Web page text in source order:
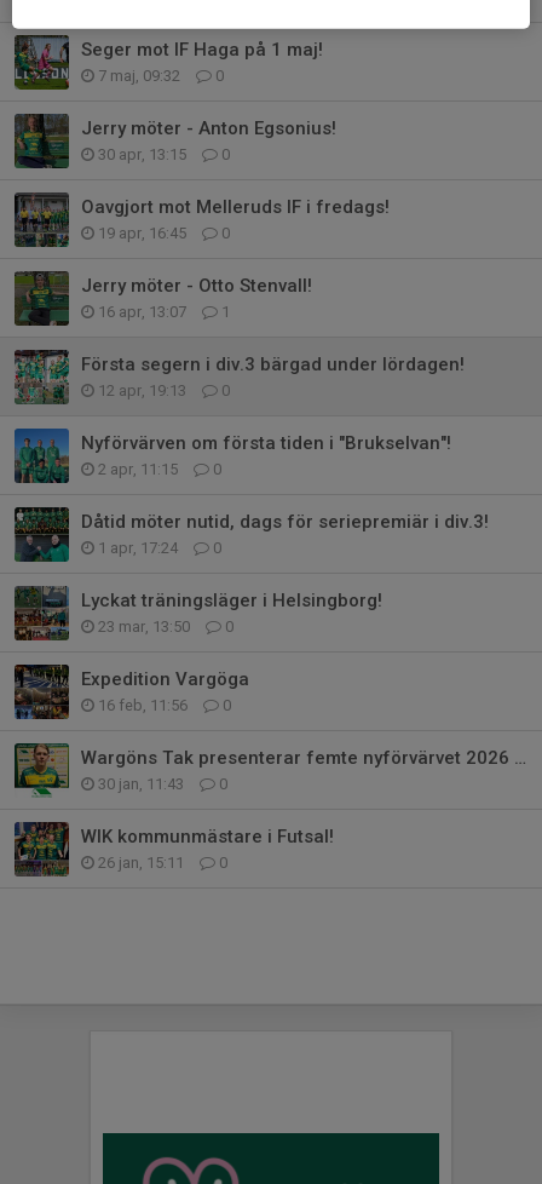
Seger mot IF Haga på 1 maj!
7 maj, 09:32 0
Jerry möter - Anton Egsonius!
30 apr, 13:15 0
Oavgjort mot Melleruds IF i fredags!
19 apr, 16:45 0
Jerry möter - Otto Stenvall!
16 apr, 13:07 1
Första segern i div.3 bärgad under lördagen!
12 apr, 19:13 0
Nyförvärven om första tiden i "Brukselvan"!
2 apr, 11:15 0
Dåtid möter nutid, dags för seriepremiär i div.3!
1 apr, 17:24 0
Lyckat träningsläger i Helsingborg!
23 mar, 13:50 0
Expedition Vargöga
16 feb, 11:56 0
Wargöns Tak presenterar femte nyförvärvet 2026 - Hampus Benjaminsson !
30 jan, 11:43 0
WIK kommunmästare i Futsal!
26 jan, 15:11 0